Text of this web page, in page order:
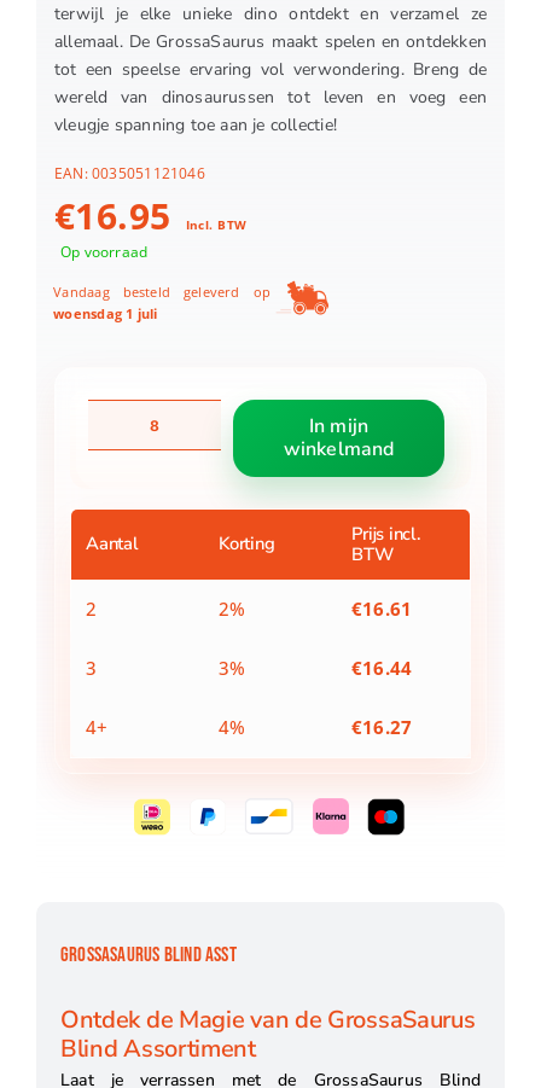
terwijl je elke unieke dino ontdekt en verzamel ze
allemaal. De GrossaSaurus maakt spelen en ontdekken
tot een speelse ervaring vol verwondering. Breng de
wereld van dinosaurussen tot leven en voeg een
vleugje spanning toe aan je collectie!
EAN:0035051121046
€16.95 Incl. BTW
Op voorraad
Vandaag besteld geleverd op
woensdag 1 juli
GrossaSaurus
Blind
In mijn
winkelmand
Aantal Korting
Prijs incl.
BTW
2 2% €16.61
3 3% €16.44
4+ 4% €16.27
GROSSASAURUS BLIND ASST
Ontdek de Magie van de GrossaSaurus
Blind Assortiment
Laat je verrassen met de GrossaSaurus Blind